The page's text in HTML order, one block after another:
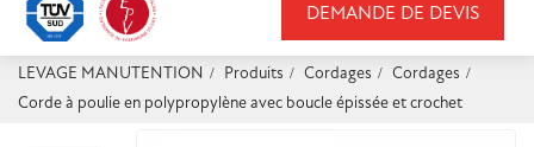
DEMANDE DE DEVIS
LEVAGE MANUTENTION Produits Cordages
Cordages
Corde à poulie en polypropylène avec boucle épissée et crochet